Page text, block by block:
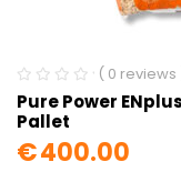
( 0 reviews
Pure Power
Pallet
€400.00